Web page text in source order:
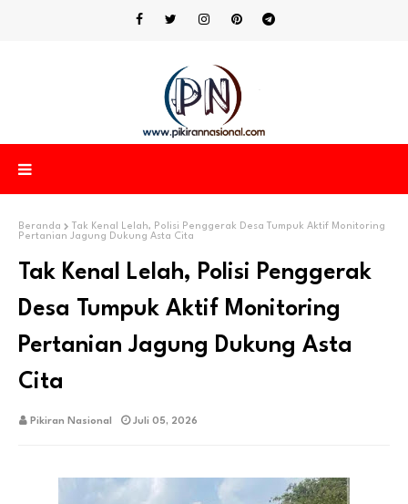
Beranda
Tak Kenal Lelah, Polisi Penggerak Desa Tumpuk Aktif Monitoring
Pertanian Jagung Dukung Asta Cita
Tak Kenal Lelah, Polisi Penggerak
Desa Tumpuk Aktif Monitoring
Pertanian Jagung Dukung Asta
Cita
Pikiran Nasional Juli 05, 2026